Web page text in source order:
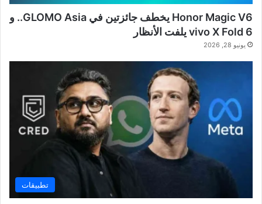
Honor Magic V6 يخطف جائزتين في GLOMO Asia.. و
vivo X Fold 6 يلفت الأنظار
يونيو 28, 2026
تطبيقات